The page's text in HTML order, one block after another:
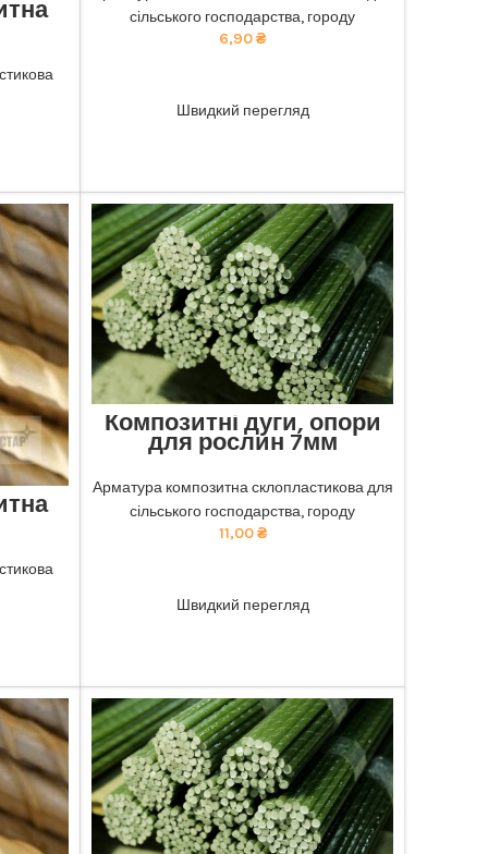
найкращу якість. тел 068-921-45-45
сільського господарства, городу
6,90₴
Швидкий перегляд
Композитні дуги, опори
для рослин 7мм
наша композитна арматура забезпечує
найкращу якість. тел 068-921-45-45
Арматура композитна склопластикова для
сільського господарства, городу
11,00₴
Швидкий перегляд